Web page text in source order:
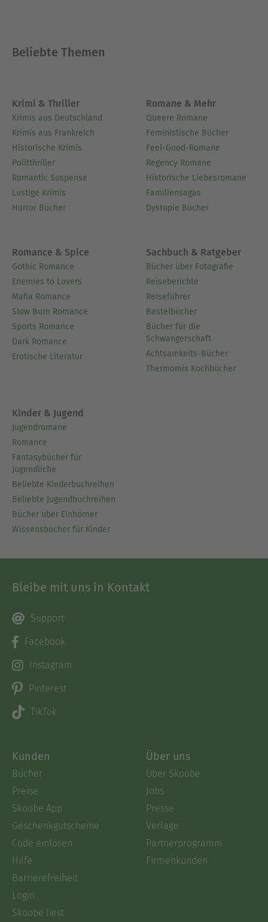
Beliebte Themen
Krimi & Thriller
Krimis aus Deutschland
Krimis aus Frankreich
Historische Krimis
Politthriller
Romantic Suspense
Lustige Krimis
Horror Bücher
Romane & Mehr
Queere Romane
Feministische Bücher
Feel-Good-Romane
Regency Romane
Historische Liebesromane
Familiensagas
Dystopie Bücher
Romance & Spice
Gothic Romance
Enemies to Lovers
Mafia Romance
Slow Burn Romance
Sports Romance
Dark Romance
Erotische Literatur
Sachbuch & Ratgeber
Bücher über Fotografie
Reiseberichte
Reiseführer
Bastelbücher
Bücher für die
Schwangerschaft
Achtsamkeits-Bücher
Thermomix Kochbücher
Kinder & Jugend
Jugendromane
Romance
Fantasybücher für
Jugendliche
Beliebte Kinderbuchreihen
Beliebte Jugendbuchreihen
Bücher über Einhörner
Wissensbücher für Kinder
Bleibe mit uns in Kontakt
Support
Facebook
Instagram
Pinterest
TikTok
Kunden
Bücher
Preise
Skoobe App
Geschenkgutscheine
Code einlösen
Hilfe
Barrierefreiheit
Login
Skoobe liest
Über uns
Über Skoobe
Jobs
Presse
Verlage
Partnerprogramm
Firmenkunden